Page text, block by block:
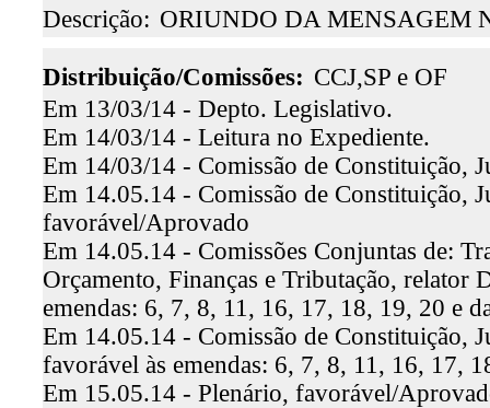
Descrição: ORIUNDO DA MENSAGEM
Distribuição/Comissões: CCJ,SP e OF
Em 13/03/14 - Depto. Legislativo.
Em 14/03/14 - Leitura no Expediente.
Em 14/03/14 - Comissão de Constituição,
Em 14.05.14 - Comissão de Constituição,
favorável/Aprovado
Em 14.05.14 - Comissões Conjuntas de:
Orçamento, Finanças e Tributação, relator
emendas: 6, 7, 8, 11, 16, 17, 18, 19, 20 e
Em 14.05.14 - Comissão de Constituição,
favorável às emendas: 6, 7, 8, 11, 16, 17,
Em 15.05.14 - Plenário, favorável/